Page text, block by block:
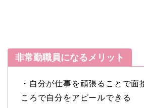
非常勤職員になるメリット
・自分が仕事を頑張ることで面
ころで自分をアピールできる